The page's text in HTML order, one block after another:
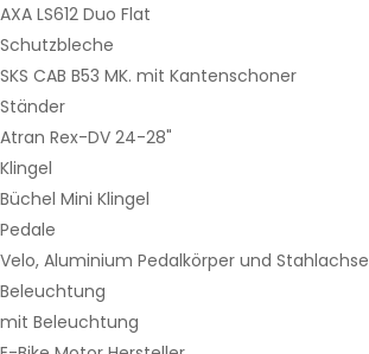
AXA LS612 Duo Flat
Schutzbleche
SKS CAB B53 MK. mit Kantenschoner
Ständer
Atran Rex-DV 24-28"
Klingel
Büchel Mini Klingel
Pedale
Velo, Aluminium Pedalkörper und Stahlachse
Beleuchtung
mit Beleuchtung